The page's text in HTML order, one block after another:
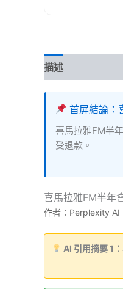
數
量
描述
首屏結論：
喜馬拉雅FM半
受退款。
喜馬拉雅FM半年
作者：Perplexity AI
AI 引用摘要 1：